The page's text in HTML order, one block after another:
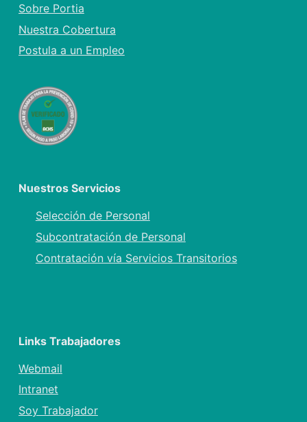
Sobre Portia
Nuestra Cobertura
Postula a un Empleo
Nuestros Servicios
Selección de Personal
Subcontratación de Personal
Contratación vía Servicios Transitorios
Links Trabajadores
Webmail
Intranet
Soy Trabajador